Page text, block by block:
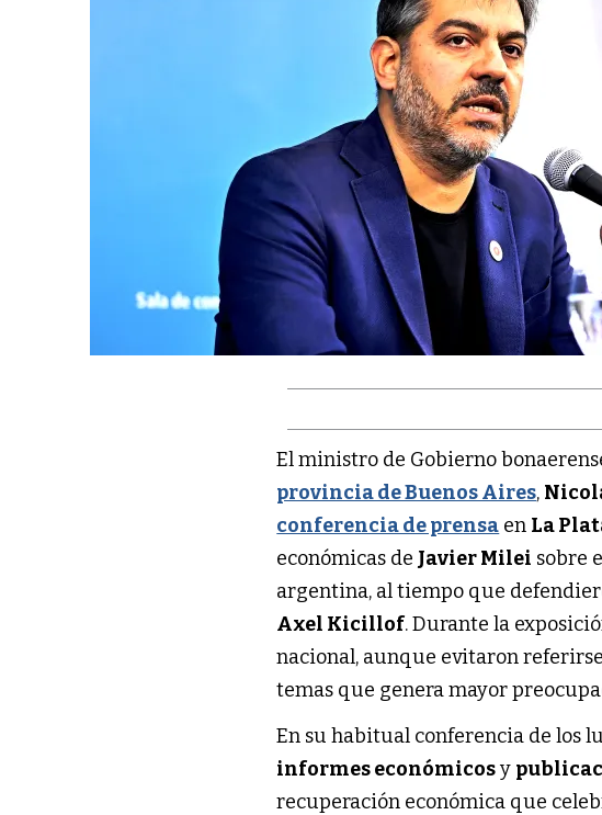
El ministro de Gobierno
provincia de Buenos Aires,
conferencia de prensa en La
económicas de Javier Milei sobre
argentina, al tiempo que
Axel Kicillof. Durante la
nacional, aunque evitaron
temas que genera mayor
En su habitual conferencia de los
informes económicosy
recuperación económica que